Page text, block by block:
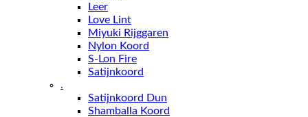
Leer
Love Lint
Miyuki Rijggaren
Nylon Koord
S-Lon Fire
Satijnkoord
.
Satijnkoord Dun
Shamballa Koord